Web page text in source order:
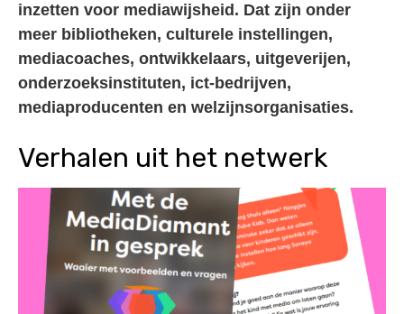
inzetten voor mediawijsheid. Dat zijn onder
meer bibliotheken, culturele instellingen,
mediacoaches, ontwikkelaars, uitgeverijen,
onderzoeksinstituten, ict-bedrijven,
mediaproducenten en welzijnsorganisaties.
Verhalen uit het netwerk